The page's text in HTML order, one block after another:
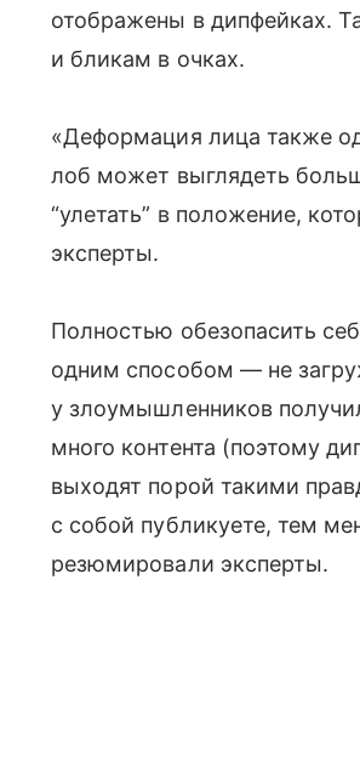
отображены в дипфейках.
и бликам в очках.
«Деформация лица также
лоб может выглядеть
“улетать” в положение,
эксперты.
Полностью обезопасить
одним способом — не
у злоумышленников
много контента (поэтому
выходят порой такими
с собой публикуете, тем
резюмировали эксперты.